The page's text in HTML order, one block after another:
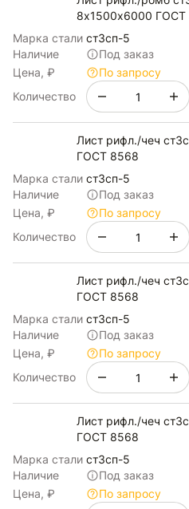
8х1500х6000 ГОСТ
Марка стали ст3сп-5
Наличие
Под заказ
Цена, ₽
По запросу
Количество
Лист рифл./чеч
ГОСТ 8568
Марка стали ст3сп-5
Наличие
Под заказ
Цена, ₽
По запросу
Количество
Лист рифл./чеч
ГОСТ 8568
Марка стали ст3сп-5
Наличие
Под заказ
Цена, ₽
По запросу
Количество
Лист рифл./чеч
ГОСТ 8568
Марка стали ст3сп-5
Наличие
Под заказ
Цена, ₽
По запросу